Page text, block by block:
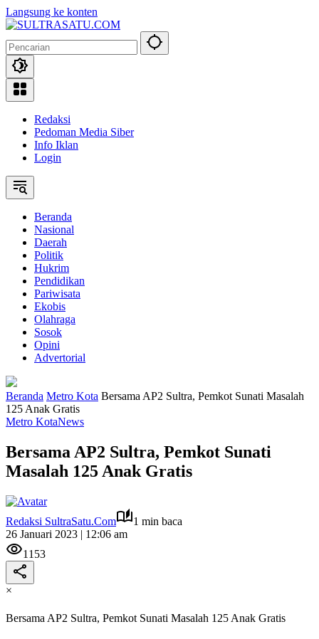
Langsung ke konten
Redaksi
Pedoman Media Siber
Info Iklan
Login
Beranda
Nasional
Daerah
Politik
Hukrim
Pendidikan
Pariwisata
Ekobis
Olahraga
Sosok
Opini
Advertorial
Beranda Metro Kota Bersama AP2 Sultra, Pemkot Sunati Masalah
125 Anak Gratis
Metro KotaNews
Bersama AP2 Sultra, Pemkot Sunati
Masalah 125 Anak Gratis
Redaksi SultraSatu.Com
1 min baca
26 Januari 2023 | 12:06 am
1153
×
Bersama AP2 Sultra, Pemkot Sunati Masalah 125 Anak Gratis